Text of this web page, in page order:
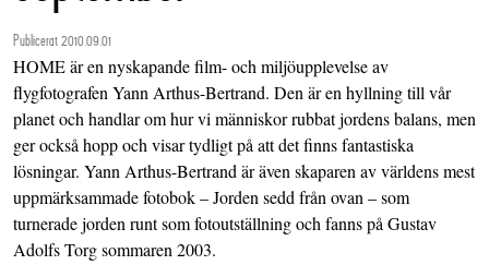
Publicerat 2010.09.01
HOME är en nyskapande film- och miljöupplevelse av
flygfotografen Yann Arthus-Bertrand. Den är en hyllning till vår
planet och handlar om hur vi människor rubbat jordens balans, men
ger också hopp och visar tydligt på att det finns fantastiska
lösningar. Yann Arthus-Bertrand är även skaparen av världens mest
uppmärksammade fotobok – Jorden sedd från ovan – som
turnerade jorden runt som fotoutställning och fanns på Gustav
Adolfs Torg sommaren 2003.